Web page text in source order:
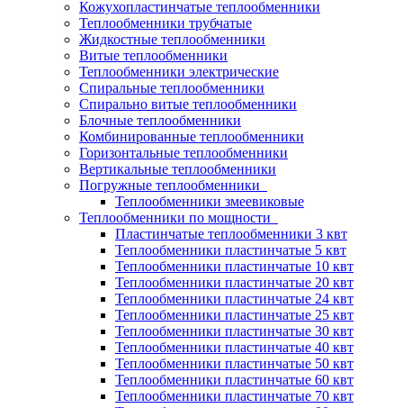
Кожухопластинчатые теплообменники
Теплообменники трубчатые
Жидкостные теплообменники
Витые теплообменники
Теплообменники электрические
Спиральные теплообменники
Спирально витые теплообменники
Блочные теплообменники
Комбинированные теплообменники
Горизонтальные теплообменники
Вертикальные теплообменники
Погружные теплообменники
Теплообменники змеевиковые
Теплообменники по мощности
Пластинчатые теплообменники 3 квт
Теплообменники пластинчатые 5 квт
Теплообменники пластинчатые 10 квт
Теплообменники пластинчатые 20 квт
Теплообменники пластинчатые 24 квт
Теплообменники пластинчатые 25 квт
Теплообменники пластинчатые 30 квт
Теплообменники пластинчатые 40 квт
Теплообменники пластинчатые 50 квт
Теплообменники пластинчатые 60 квт
Теплообменники пластинчатые 70 квт